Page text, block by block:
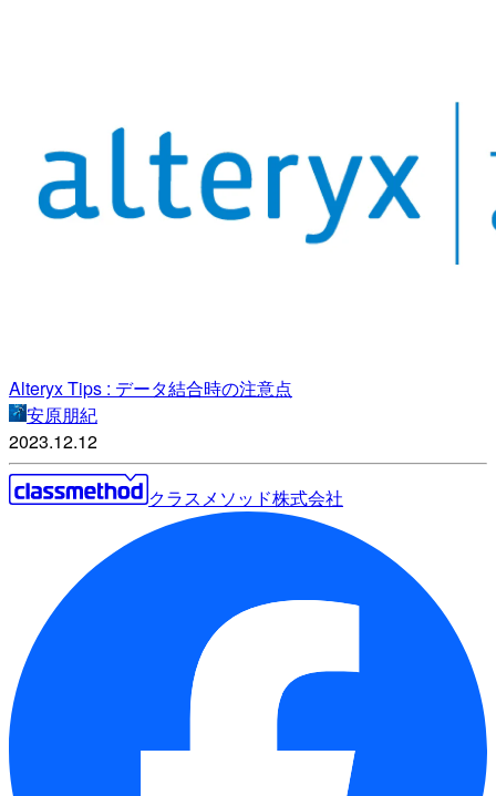
Alteryx Tips : データ結合時の注意点
安原朋紀
2023.12.12
クラスメソッド株式会社